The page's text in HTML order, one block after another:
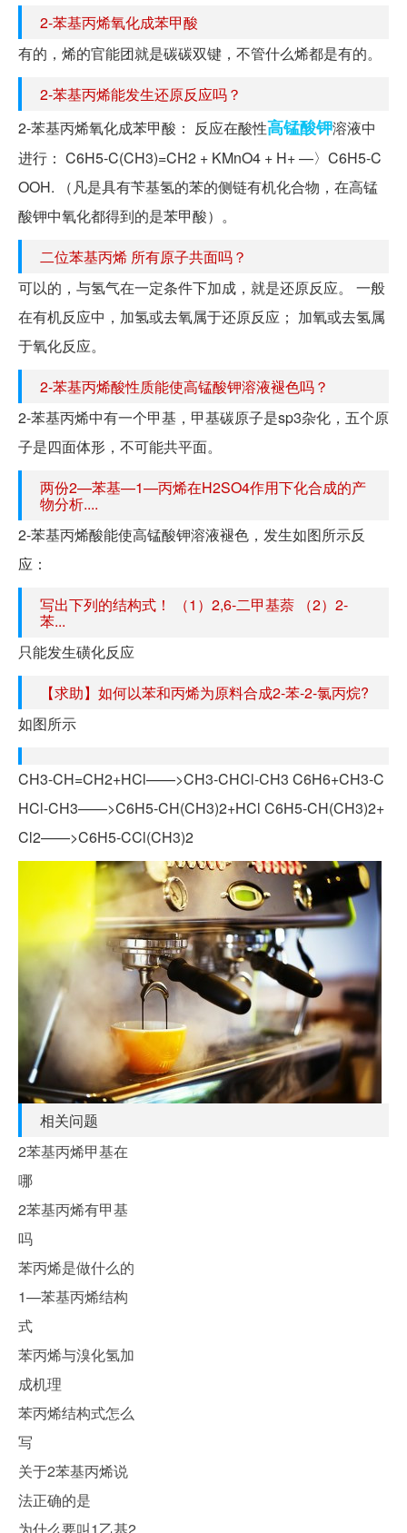
2-苯基丙烯氧化成苯甲酸
有的，烯的官能团就是碳碳双键，不管什么烯都是有的。
2-苯基丙烯能发生还原反应吗？
2-苯基丙烯氧化成苯甲酸： 反应在酸性高锰酸钾溶液中
进行： C6H5-C(CH3)=CH2 + KMnO4 + H+ —〉C6H5-C
OOH. （凡是具有苄基氢的苯的侧链有机化合物，在高锰
酸钾中氧化都得到的是苯甲酸）。
二位苯基丙烯 所有原子共面吗？
可以的，与氢气在一定条件下加成，就是还原反应。 一般
在有机反应中，加氢或去氧属于还原反应； 加氧或去氢属
于氧化反应。
2-苯基丙烯酸性质能使高锰酸钾溶液褪色吗？
2-苯基丙烯中有一个甲基，甲基碳原子是sp3杂化，五个原
子是四面体形，不可能共平面。
两份2—苯基—1—丙烯在H2SO4作用下化合成的产
物分析....
2-苯基丙烯酸能使高锰酸钾溶液褪色，发生如图所示反
应：
写出下列的结构式！ （1）2,6-二甲基萘 （2）2-
苯...
只能发生磺化反应
【求助】如何以苯和丙烯为原料合成2-苯-2-氯丙烷?
如图所示
CH3-CH=CH2+HCl——>CH3-CHCl-CH3 C6H6+CH3-C
HCl-CH3——>C6H5-CH(CH3)2+HCl C6H5-CH(CH3)2+
Cl2——>C6H5-CCl(CH3)2
相关问题
2苯基丙烯甲基在
哪
2苯基丙烯有甲基
吗
苯丙烯是做什么的
1—苯基丙烯结构
式
苯丙烯与溴化氢加
成机理
苯丙烯结构式怎么
写
关于2苯基丙烯说
法正确的是